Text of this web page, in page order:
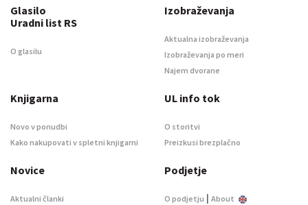
Glasilo
Uradni list RS
O glasilu
Izobraževanja
Aktualna izobraževanja
Izobraževanja po meri
Najem dvorane
Knjigarna
Novo v ponudbi
Kako nakupovati v spletni knjigarni
UL info tok
O storitvi
Preizkusi brezplačno
Novice
Aktualni članki
Podjetje
O podjetju | About